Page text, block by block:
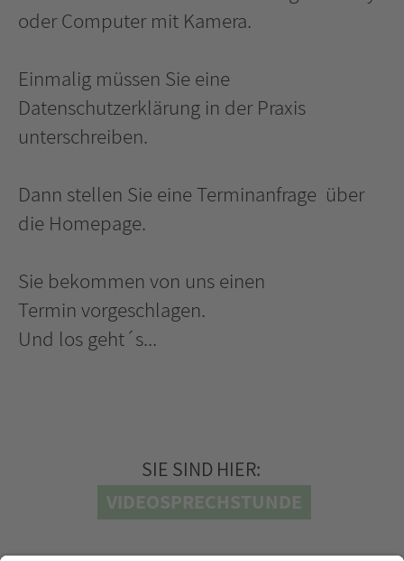
oder Computer mit Kamera.
Einmalig müssen Sie eine
Datenschutzerklärung in der Praxis
unterschreiben.
Dann stellen Sie eine Terminanfrage über
die Homepage.
Sie bekommen von uns einen
Termin vorgeschlagen.
Und los geht´s...
SIE SIND HIER:
VIDEOSPRECHSTUNDE